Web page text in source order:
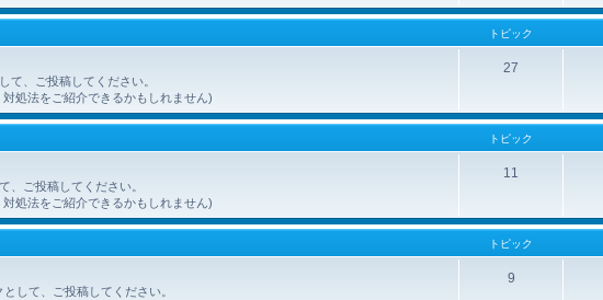
トピック
て、ご投稿してください。
処法をご紹介できるかもしれません)
27
トピック
、ご投稿してください。
処法をご紹介できるかもしれません)
11
トピック
して、ご投稿してください。
9